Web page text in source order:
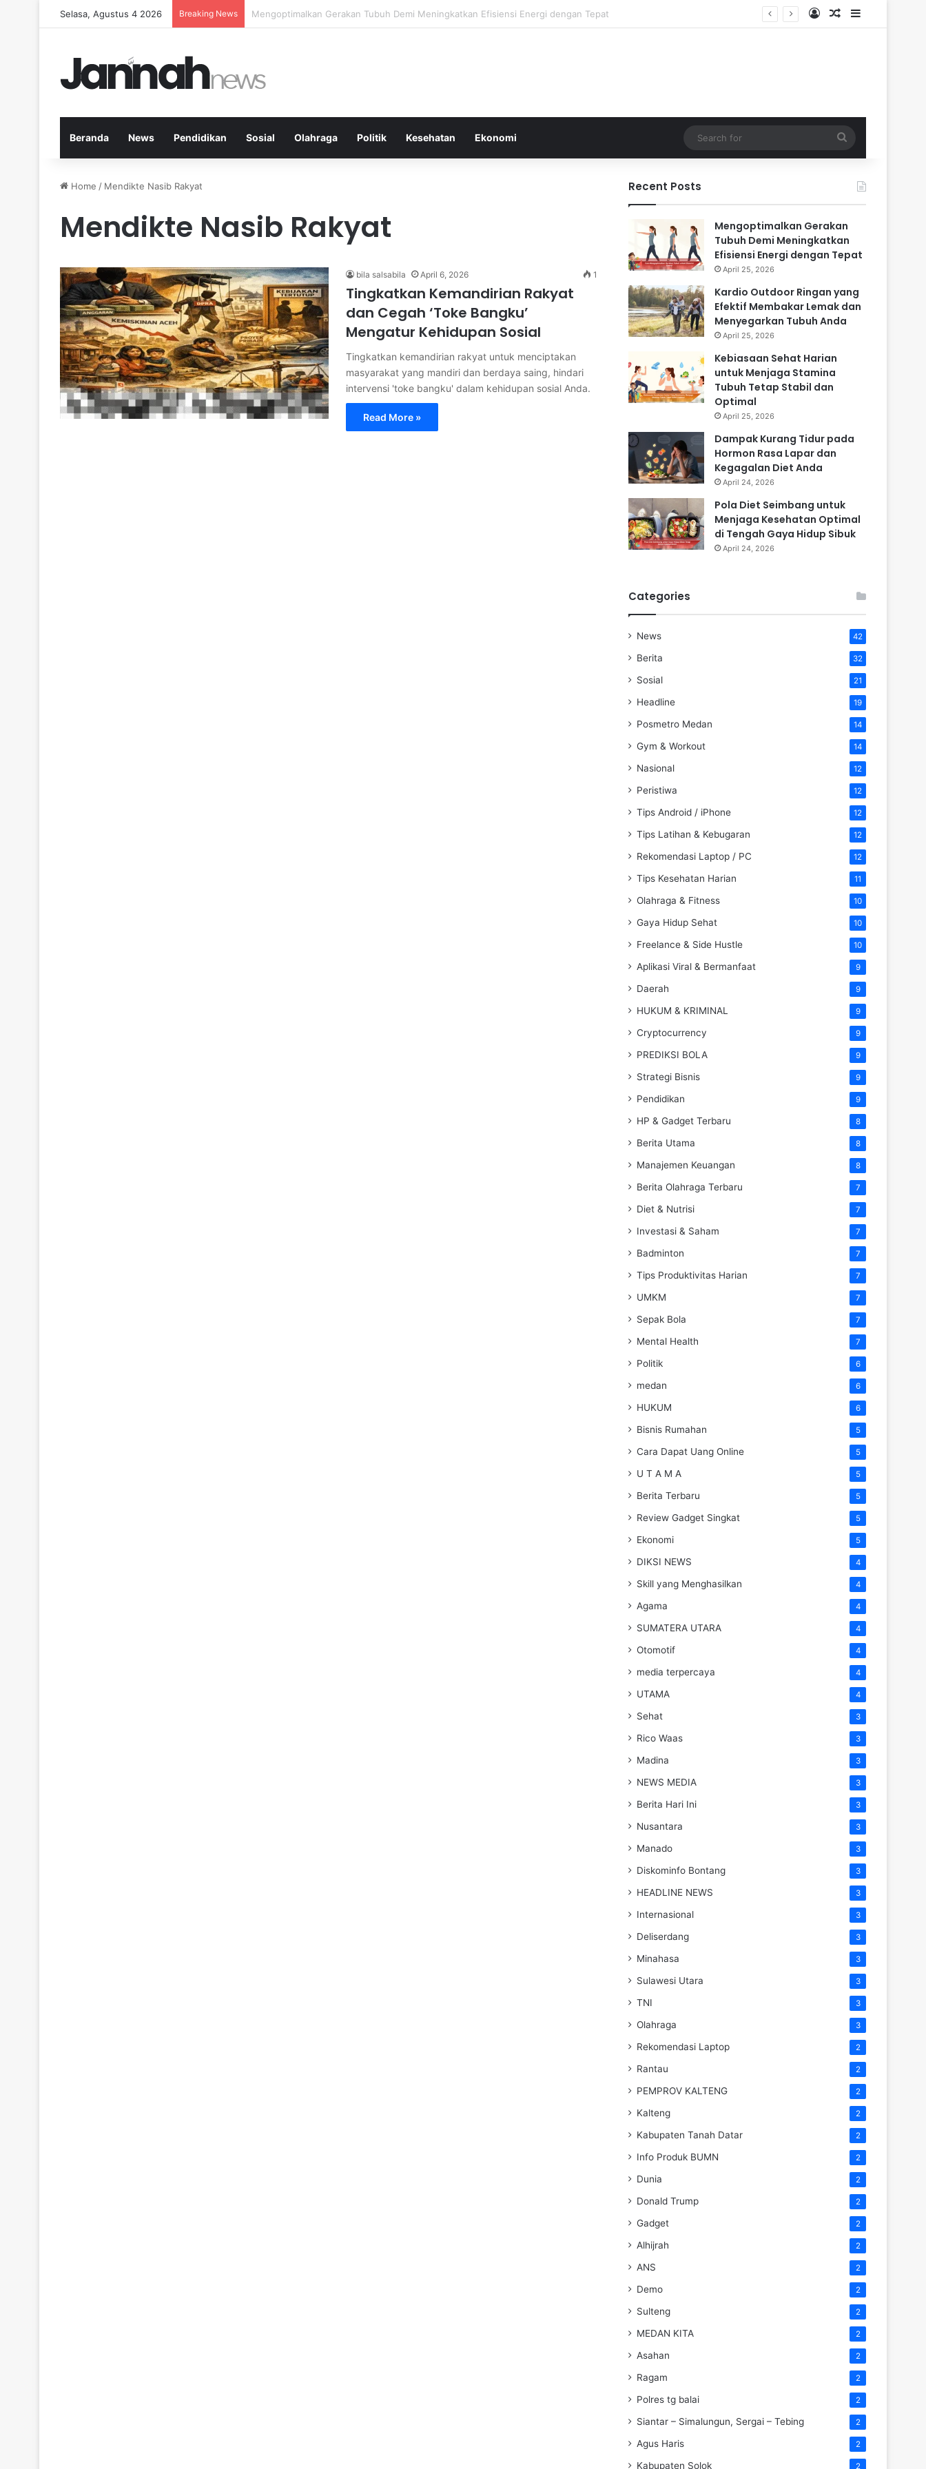
Selasa, Agustus 4 2026 Breaking News Kardio Outdoor Ringan yang Efektif Membakar Lemak dan Menyegarkan Tubuh Anda Log InRandom Article
Sidebar
Beranda News Pendidikan Sosial Olahraga Politik Kesehatan Ekonomi
for
Home / Mendikte Nasib Rakyat
Mendikte Nasib Rakyat
bila salsabila April 6, 2026 1
Tingkatkan Kemandirian Rakyat
dan Cegah ‘Toke Bangku’
Mengatur Kehidupan Sosial
Tingkatkan kemandirian rakyat untuk menciptakan
masyarakat yang mandiri dan berdaya saing, hindari
intervensi 'toke bangku' dalam kehidupan sosial Anda.
Read More »
Recent Posts
Mengoptimalkan Gerakan
Tubuh Demi Meningkatkan
Efisiensi Energi dengan Tepat
April 25, 2026
Kardio Outdoor Ringan yang
Efektif Membakar Lemak dan
Menyegarkan Tubuh Anda
April 25, 2026
Kebiasaan Sehat Harian
untuk Menjaga Stamina
Tubuh Tetap Stabil dan
Optimal
April 25, 2026
Dampak Kurang Tidur pada
Hormon Rasa Lapar dan
Kegagalan Diet Anda
April 24, 2026
Pola Diet Seimbang untuk
Menjaga Kesehatan Optimal
di Tengah Gaya Hidup Sibuk
April 24, 2026
Categories
News 42
Berita 32
Sosial 21
Headline 19
Posmetro Medan 14
Gym & Workout 14
Nasional 12
Peristiwa 12
Tips Android / iPhone 12
Tips Latihan & Kebugaran 12
Rekomendasi Laptop / PC 12
Tips Kesehatan Harian 11
Olahraga & Fitness 10
Gaya Hidup Sehat 10
Freelance & Side Hustle 10
Aplikasi Viral & Bermanfaat 9
Daerah 9
HUKUM & KRIMINAL 9
Cryptocurrency 9
PREDIKSI BOLA 9
Strategi Bisnis 9
Pendidikan 9
HP & Gadget Terbaru 8
Berita Utama 8
Manajemen Keuangan 8
Berita Olahraga Terbaru 7
Diet & Nutrisi 7
Investasi & Saham 7
Badminton 7
Tips Produktivitas Harian 7
UMKM 7
Sepak Bola 7
Mental Health 7
Politik 6
medan 6
HUKUM 6
Bisnis Rumahan 5
Cara Dapat Uang Online 5
U T A M A 5
Berita Terbaru 5
Review Gadget Singkat 5
Ekonomi 5
DIKSI NEWS 4
Skill yang Menghasilkan 4
Agama 4
SUMATERA UTARA 4
Otomotif 4
media terpercaya 4
UTAMA 4
Sehat 3
Rico Waas 3
Madina 3
NEWS MEDIA 3
Berita Hari Ini 3
Nusantara 3
Manado 3
Diskominfo Bontang 3
HEADLINE NEWS 3
Internasional 3
Deliserdang 3
Minahasa 3
Sulawesi Utara 3
TNI 3
Olahraga 3
Rekomendasi Laptop 2
Rantau 2
PEMPROV KALTENG 2
Kalteng 2
Kabupaten Tanah Datar 2
Info Produk BUMN 2
Dunia 2
Donald Trump 2
Gadget 2
Alhijrah 2
ANS 2
Demo 2
Sulteng 2
MEDAN KITA 2
Asahan 2
Ragam 2
Polres tg balai 2
Siantar – Simalungun, Sergai – Tebing 2
Agus Haris 2
Kabupaten Solok 2